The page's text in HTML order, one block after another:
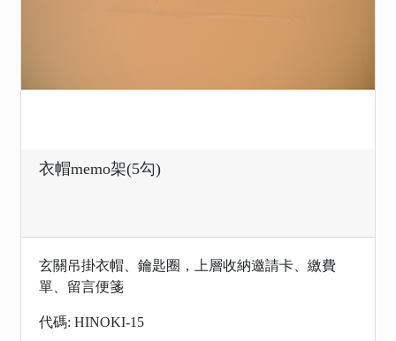
衣帽memo架(5勾)
玄關吊掛衣帽、鑰匙圈，上層收納邀請卡、繳費
單、留言便箋
代碼: HINOKI-15